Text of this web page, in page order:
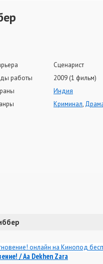
Сценарист
работы
2009 (1 фильм)
Индия
Криминал,
/ Aa Dekhen Zara